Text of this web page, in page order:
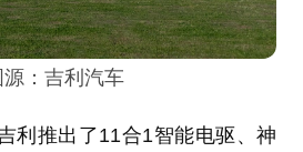
源：吉利汽车
利推出了11合1智能电驱、神